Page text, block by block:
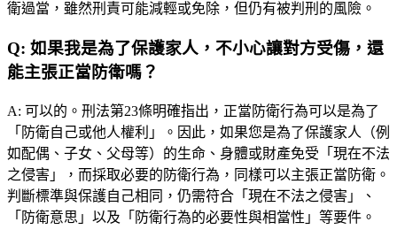
衛過當，雖然刑責可能減輕或免除，但仍有被判刑的風險。
Q: 如果我是為了保護家人，不小心讓對方受傷，還
能主張正當防衛嗎？
A: 可以的。刑法第23條明確指出，正當防衛行為可以是為了
「防衛自己或他人權利」。因此，如果您是為了保護家人（例
如配偶、子女、父母等）的生命、身體或財產免受「現在不法
之侵害」，而採取必要的防衛行為，同樣可以主張正當防衛。
判斷標準與保護自己相同，仍需符合「現在不法之侵害」、
「防衛意思」以及「防衛行為的必要性與相當性」等要件。